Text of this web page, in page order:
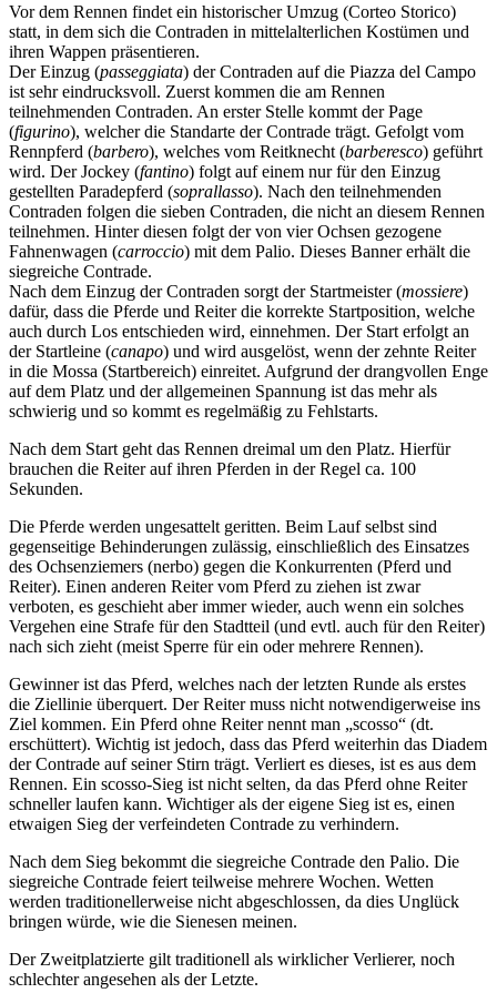
Vor dem Rennen findet ein historischer Umzug (Corteo Storico)
statt, in dem sich die Contraden in mittelalterlichen Kostümen und
ihren Wappen präsentieren.
Der Einzug (passeggiata) der Contraden auf die Piazza del Campo
ist sehr eindrucksvoll. Zuerst kommen die am Rennen
teilnehmenden Contraden. An erster Stelle kommt der Page
(figurino), welcher die Standarte der Contrade trägt. Gefolgt vom
Rennpferd (barbero), welches vom Reitknecht (barberesco) geführt
wird. Der Jockey (fantino) folgt auf einem nur für den Einzug
gestellten Paradepferd (soprallasso). Nach den teilnehmenden
Contraden folgen die sieben Contraden, die nicht an diesem Rennen
teilnehmen. Hinter diesen folgt der von vier Ochsen gezogene
Fahnenwagen (carroccio) mit dem Palio. Dieses Banner erhält die
siegreiche Contrade.
Nach dem Einzug der Contraden sorgt der Startmeister (mossiere)
dafür, dass die Pferde und Reiter die korrekte Startposition, welche
auch durch Los entschieden wird, einnehmen. Der Start erfolgt an
der Startleine (canapo) und wird ausgelöst, wenn der zehnte Reiter
in die Mossa (Startbereich) einreitet. Aufgrund der drangvollen Enge
auf dem Platz und der allgemeinen Spannung ist das mehr als
schwierig und so kommt es regelmäßig zu Fehlstarts.
Nach dem Start geht das Rennen dreimal um den Platz. Hierfür
brauchen die Reiter auf ihren Pferden in der Regel ca. 100
Sekunden.
Die Pferde werden ungesattelt geritten. Beim Lauf selbst sind
gegenseitige Behinderungen zulässig, einschließlich des Einsatzes
des Ochsenziemers (nerbo) gegen die Konkurrenten (Pferd und
Reiter). Einen anderen Reiter vom Pferd zu ziehen ist zwar
verboten, es geschieht aber immer wieder, auch wenn ein solches
Vergehen eine Strafe für den Stadtteil (und evtl. auch für den Reiter)
nach sich zieht (meist Sperre für ein oder mehrere Rennen).
Gewinner ist das Pferd, welches nach der letzten Runde als erstes
die Ziellinie überquert. Der Reiter muss nicht notwendigerweise ins
Ziel kommen. Ein Pferd ohne Reiter nennt man „scosso“ (dt.
erschüttert). Wichtig ist jedoch, dass das Pferd weiterhin das Diadem
der Contrade auf seiner Stirn trägt. Verliert es dieses, ist es aus dem
Rennen. Ein scosso-Sieg ist nicht selten, da das Pferd ohne Reiter
schneller laufen kann. Wichtiger als der eigene Sieg ist es, einen
etwaigen Sieg der verfeindeten Contrade zu verhindern.
Nach dem Sieg bekommt die siegreiche Contrade den Palio. Die
siegreiche Contrade feiert teilweise mehrere Wochen. Wetten
werden traditionellerweise nicht abgeschlossen, da dies Unglück
bringen würde, wie die Sienesen meinen.
Der Zweitplatzierte gilt traditionell als wirklicher Verlierer, noch
schlechter angesehen als der Letzte.